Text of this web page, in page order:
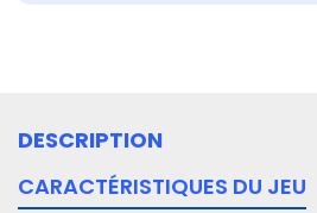
DESCRIPTION
CARACTÉRISTIQUES DU JEU